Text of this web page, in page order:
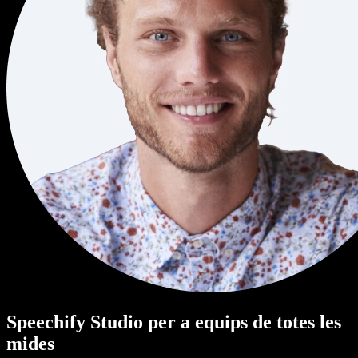
Speechify Studio per a equips de totes les
mides